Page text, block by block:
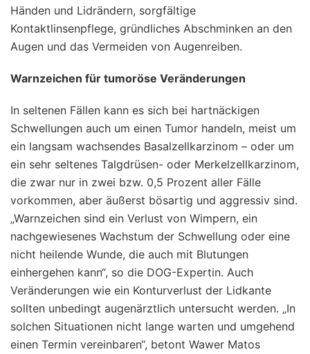
Händen und Lidrändern, sorgfältige
Kontaktlinsenpflege, gründliches Abschminken an den
Augen und das Vermeiden von Augenreiben.
Warnzeichen für tumoröse Veränderungen
In seltenen Fällen kann es sich bei hartnäckigen
Schwellungen auch um einen Tumor handeln, meist um
ein langsam wachsendes Basalzellkarzinom – oder um
ein sehr seltenes Talgdrüsen- oder Merkelzellkarzinom,
die zwar nur in zwei bzw. 0,5 Prozent aller Fälle
vorkommen, aber äußerst bösartig und aggressiv sind.
„Warnzeichen sind ein Verlust von Wimpern, ein
nachgewiesenes Wachstum der Schwellung oder eine
nicht heilende Wunde, die auch mit Blutungen
einhergehen kann“, so die DOG-Expertin. Auch
Veränderungen wie ein Konturverlust der Lidkante
sollten unbedingt augenärztlich untersucht werden. „In
solchen Situationen nicht lange warten und umgehend
einen Termin vereinbaren“, betont Wawer Matos